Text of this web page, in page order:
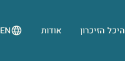
היכל הזיכרון אודות EN